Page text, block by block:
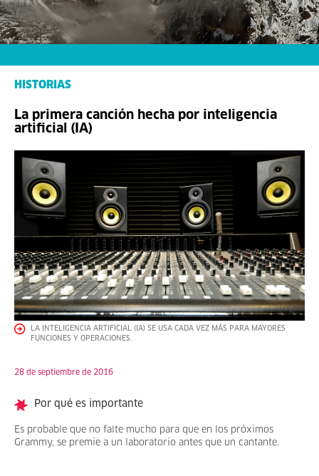
HISTORIAS
La primera canción hecha por inteligencia
artificial (IA)
LA INTELIGENCIA ARTIFICIAL (IA) SE USA CADA VEZ MÁS PARA MAYORES
FUNCIONES Y OPERACIONES.
28 de septiembre de 2016
Por qué es importante
Es probable que no falte mucho para que en los próximos
Grammy, se premie a un laboratorio antes que un cantante.